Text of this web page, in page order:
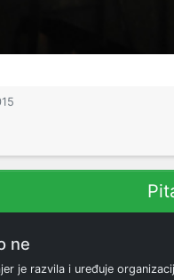
ne
je razvila i uređuje